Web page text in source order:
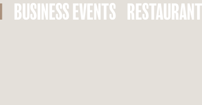
BUSINESS EVENTS RESTAURANT